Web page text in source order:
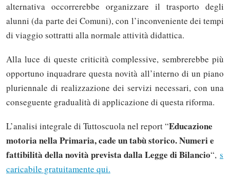
alternativa occorrerebbe organizzare il trasporto degli
alunni (da parte dei Comuni), con l’inconveniente dei tempi
di viaggio sottratti alla normale attività didattica.
Alla luce di queste criticità complessive, sembrerebbe più
opportuno inquadrare questa novità all’interno di un piano
pluriennale di realizzazione dei servizi necessari, con una
conseguente gradualità di applicazione di questa riforma.
L’analisi integrale di Tuttoscuola nel report “Educazione
motoria nella Primaria, cade un tabù storico. Numeri e
fattibilità della novità prevista dalla Legge di Bilancio“, s
caricabile gratuitamente qui.